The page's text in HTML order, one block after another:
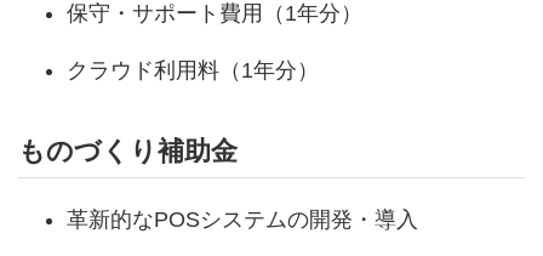
保守・サポート費用（1年分）
クラウド利用料（1年分）
ものづくり補助金
革新的なPOSシステムの開発・導入